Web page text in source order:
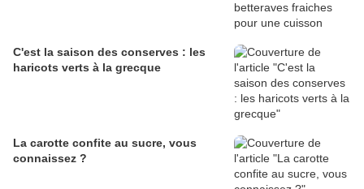
C'est la saison des conserves : les
haricots verts à la grecque
La carotte confite au sucre, vous
connaissez ?